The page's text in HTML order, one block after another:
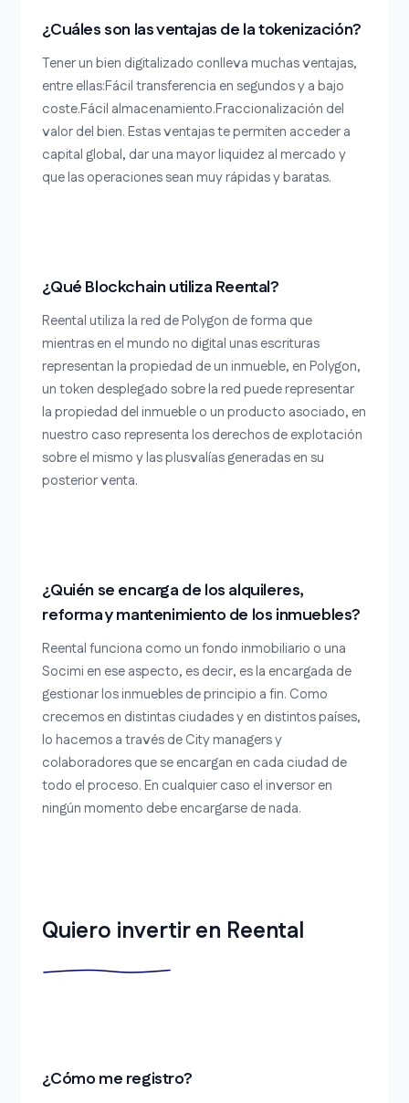
¿Cuáles son las ventajas de la tokenización?
Tener un bien digitalizado conlleva muchas ventajas,
entre ellas:Fácil transferencia en segundos y a bajo
coste.Fácil almacenamiento.Fraccionalización del
valor del bien. Estas ventajas te permiten acceder a
capital global, dar una mayor liquidez al mercado y
que las operaciones sean muy rápidas y baratas.
¿Qué Blockchain utiliza Reental?
Reental utiliza la red de Polygon de forma que
mientras en el mundo no digital unas escrituras
representan la propiedad de un inmueble, en Polygon,
un token desplegado sobre la red puede representar
la propiedad del inmueble o un producto asociado, en
nuestro caso representa los derechos de explotación
sobre el mismo y las plusvalías generadas en su
posterior venta.
¿Quién se encarga de los alquileres,
reforma y mantenimiento de los inmuebles?
Reental funciona como un fondo inmobiliario o una
Socimi en ese aspecto, es decir, es la encargada de
gestionar los inmuebles de principio a fin. Como
crecemos en distintas ciudades y en distintos países,
lo hacemos a través de City managers y
colaboradores que se encargan en cada ciudad de
todo el proceso. En cualquier caso el inversor en
ningún momento debe encargarse de nada.
Quiero invertir en Reental
¿Cómo me registro?